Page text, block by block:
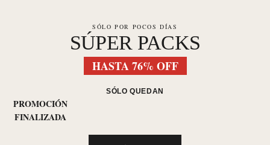
SÓLO POR POCOS DÍAS
SÚPER PACKS
HASTA 76% OFF
SÓLO QUEDAN
PROMOCIÓN
FINALIZADA